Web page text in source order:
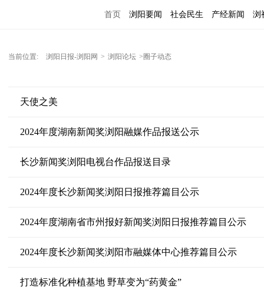
首页 浏阳要闻 社会民生 产经新闻 浏
当前位置: 浏阳日报-浏阳网 > 浏阳论坛 >圈子动态
天使之美
2024年度湖南新闻奖浏阳融媒作品报送公示
长沙新闻奖浏阳电视台作品报送目录
2024年度长沙新闻奖浏阳日报推荐篇目公示
2024年度湖南省市州报好新闻奖浏阳日报推荐篇目公示
2024年度长沙新闻奖浏阳市融媒体中心推荐篇目公示
打造标准化种植基地 野草变为“药黄金”